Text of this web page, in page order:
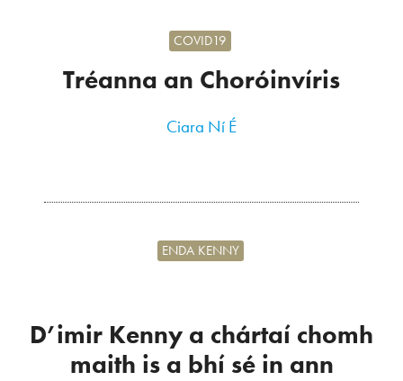
Tréanna an Choróinvíris
COVID19
Ciara Ní É
D’imir Kenny a chártaí chomh
maith is a bhí sé in ann
ENDA KENNY